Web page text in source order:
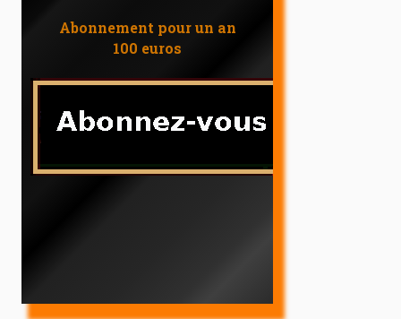
Abonnement pour un an
100 euros